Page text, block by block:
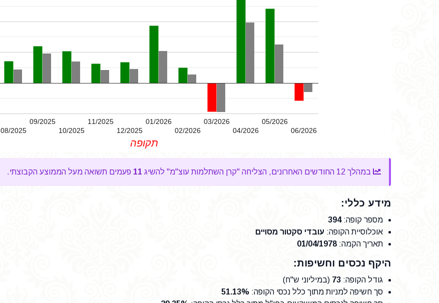
08/2025
09/2025
10/2025
11/2025
12/2025
01/2026
02/2026
03/2026
04/2026
05/2026
06/2026
תקופה
במהלך 12 החודשים האחרונים, הצליחה "קרן השתלמות עוצ"מ" להשיג 11 פעמים תשואה מעל הממוצע הקבוצתי.
מידע כללי:
מספר קופה:
394
אוכלוסיית הקופה: עובדי סקטור מסויים
תאריך הקמה:
01/04/1978
היקף נכסים וחשיפות:
גודל הקופה:
73 (במיליוני ש"ח)
סך חשיפה למניות מתוך כלל נכסי הקופה:
51.13%